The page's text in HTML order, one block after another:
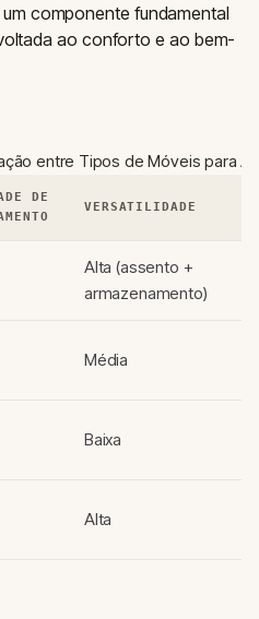
componente fundamental
ao conforto e ao bem-
entre Tipos de Móveis para
DE
VERSATILIDADE
Alta (assento +
armazenamento)
Média
Baixa
Alta